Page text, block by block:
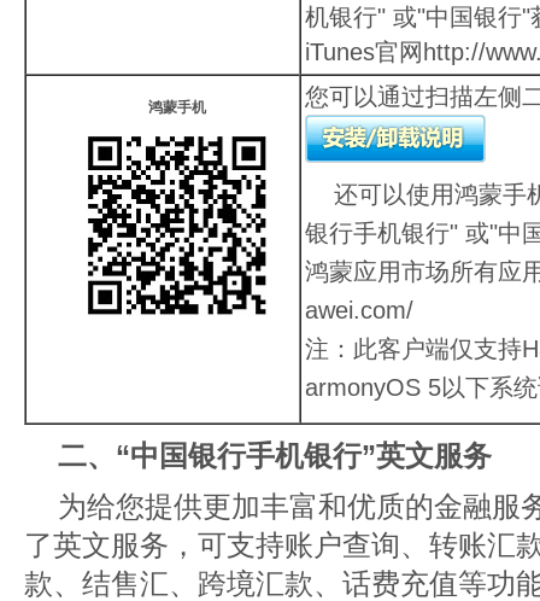
机银行" 或"中国银行"
iTunes官网 http://
鸿蒙手机 您可以通过扫描左侧
还可以使用鸿蒙手
银行手机银行" 或"中
鸿蒙应用市场所有应
awei.com/
注：此客户端仅支持
armonyOS 5以下系
二、“中国银行手机银行”英文服务
为给您提供更加丰富和优质的金融服
了英文服务，可支持账户查询、转账汇
款、结售汇、跨境汇款、话费充值等功